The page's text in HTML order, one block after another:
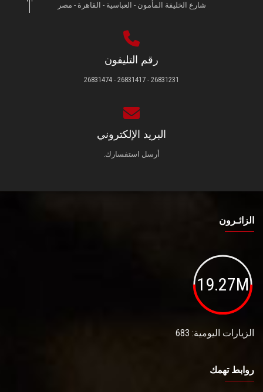
شارع الخليفة المأمون - العباسية - القاهرة - مصر
رقم التليفون
26831231 - 26831417 - 26831474
البريد الإلكتروني
أرسل استفسارك.
الزائـرون
19.27M
الزيارات اليومية: 683
روابط تهمك